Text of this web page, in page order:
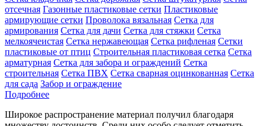
отсечная Газонные пластиковые сетки Пластиковые
армирующие сетки Проволока вязальная Сетка для
армирования Сетка для дачи Сетка для стяжки Сетка
мелкоячеистая Сетка нержавеющая Сетка рифленая Сетки
пластиковые от птиц Строительная пластиковая сетка Сетка
арматурная Сетка для забора и ограждений Сетка
строительная Сетка ПВХ Сетка сварная оцинкованная Сетка
для сада Забор и ограждение
Подробнее
Широкое распространение материал получил благодаря